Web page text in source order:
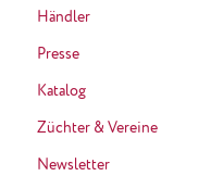
Händler
Presse
Katalog
Züchter & Vereine
Newsletter